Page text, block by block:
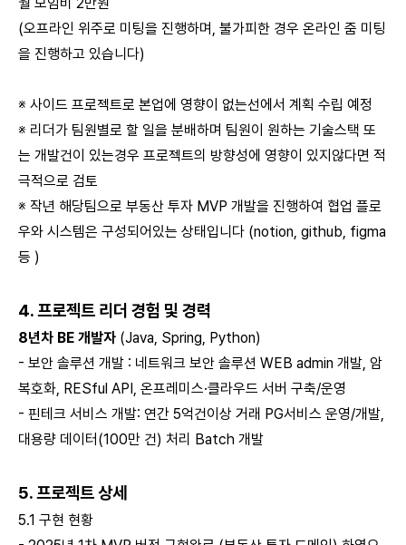
(오프라인 위주로 미팅을 진행하며, 불가피한 경우 온라인 줌 미팅
을 진행하고 있습니다)
※ 사이드 프로젝트로 본업에 영향이 없는선에서 계획 수립 예정
※ 리더가 팀원별로 할 일을 분배하며 팀원이 원하는 기술스택 또
는 개발건이 있는경우 프로젝트의 방향성에 영향이 있지않다면 적
극적으로 검토
※ 작년 해당팀으로 부동산 투자 MVP 개발을 진행하여 협업 플로
우와 시스템은 구성되어있는 상태입니다 (notion, github, figma
등 )
4. 프로젝트 리더 경험 및 경력
8년차 BE 개발자 (Java, Spring, Python)
- 보안 솔루션 개발 : 네트워크 보안 솔루션 WEB admin 개발, 암
복호화, RESful API, 온프레미스·클라우드 서버 구축/운영
- 핀테크 서비스 개발: 연간 5억건이상 거래 PG서비스 운영/개발,
대용량 데이터(100만 건) 처리 Batch 개발
5. 프로젝트 상세
5.1 구현 현황